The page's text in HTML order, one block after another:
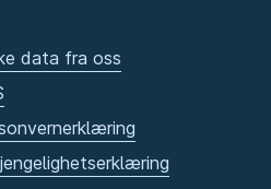
data fra oss